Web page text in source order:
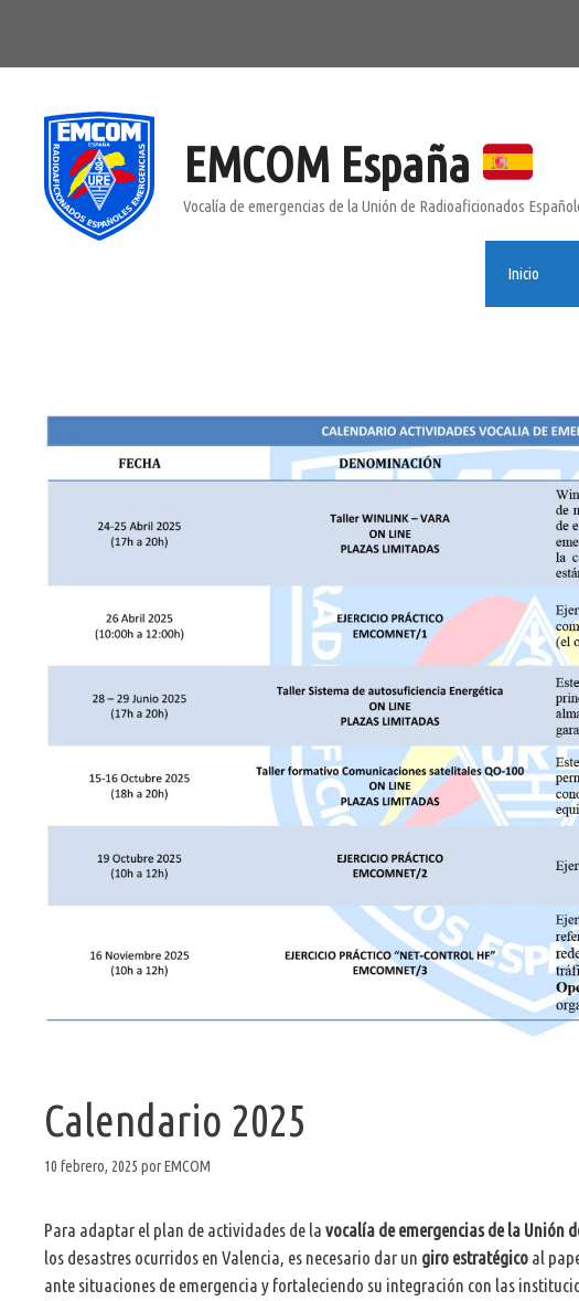
contenido
EMCOM España
Vocalía de emergencias de la Unión de Radioaficionados
Inicio
Calendario 2025
10 febrero, 2025 porEMCOM
Para adaptar el plan de actividades de la vocalía de emergencias de la Unión
los desastres ocurridos en Valencia, es necesario dar un giro estratégico al
ante situaciones de emergencia y fortaleciendo su integración con las